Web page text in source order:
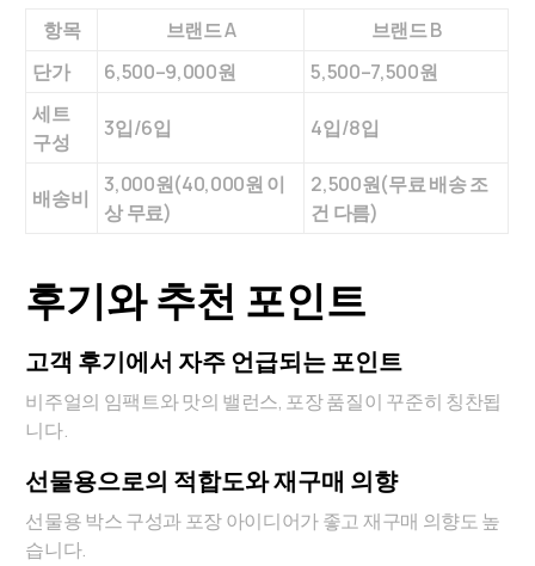
항목 브랜드 A
브랜드 B
단가
6,500–9,000원
5,500–7,500원
세트
구성
3입/6입 4입/8입
배송비
3,000원(40,000원 이
상 무료)
2,500원(무료 배송 조
건 다름)
후기와 추천 포인트
고객 후기에서 자주 언급되는 포인트
비주얼의 임팩트와 맛의 밸런스, 포장 품질이 꾸준히 칭찬됩
니다.
선물용으로의 적합도와 재구매 의향
선물용 박스 구성과 포장 아이디어가 좋고 재구매 의향도 높
습니다.